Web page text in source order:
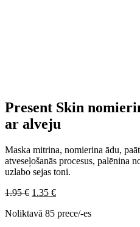
Present Skin
ar alveju
Maska mitrina, nomierina ādu,
atveseļošanās procesus, palēnina
uzlabo sejas toni.
1.95€ Sākotnējā
bija:
1.35 €Pašreizējā
ir:
Noliktavā 85 prece/-es